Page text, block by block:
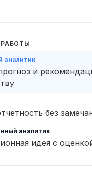
РАБОТЫ
и
без
идея с